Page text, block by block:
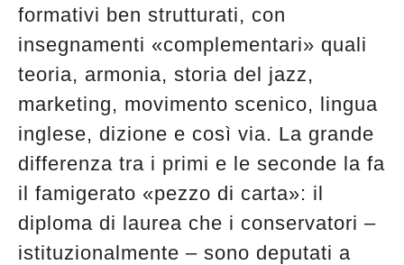
formativi ben strutturati, con
insegnamenti «complementari» quali
teoria, armonia, storia del jazz,
marketing, movimento scenico, lingua
inglese, dizione e così via. La grande
differenza tra i primi e le seconde la fa
il famigerato «pezzo di carta»: il
diploma di laurea che i conservatori –
istituzionalmente – sono deputati a